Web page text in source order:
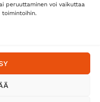
peruuttaminen voi vaikuttaa
toimintoihin.